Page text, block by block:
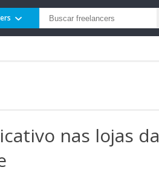
nas lojas da